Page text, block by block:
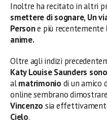
Inoltre ha recitato in altri
smettere di sognare, Un
Persone più recentemente
anime.
Oltre agli indizi
Katy Louise Saunders
almatrimonio di un amico
online sembrano
Vincenzo sia
Cielo.